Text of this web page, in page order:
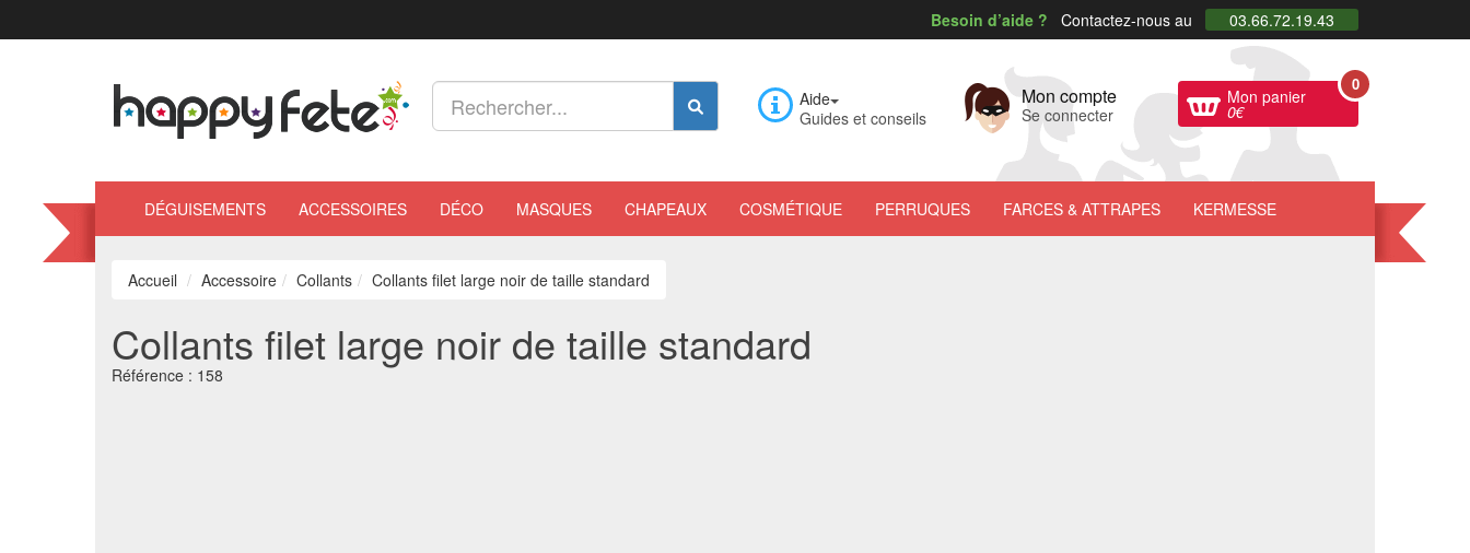
Besoin d’aide ? Contactez-nous au 03.66.72.19.43
Aide
Guides et conseils
Mon compte
Se connecter
Mon panier
0€
0
DÉGUISEMENTS ACCESSOIRES DÉCO MASQUES CHAPEAUX COSMÉTIQUE PERRUQUES FARCES & ATTRAPES KERMESSE
Accueil Accessoire Collants Collants filet large noir de taille standard
Collants filet large noir de taille standard
Référence : 158